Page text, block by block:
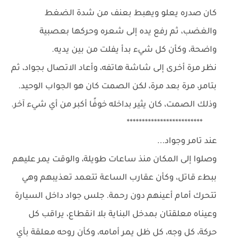
كان صدره يعلو ويهبط بعنف من شدة الضغط
والغضب، ثم رفع يده إلى شعره وحركها بعصبية
واضحة، وكأن كل شيء بدأ يفلت من بين يديه.
نظر مرة أخرى إلى شاشة هاتفه، وأعاد الاتصال بجواد، ثم
بتامر، مرة بعد مرة، لكن الصمت كان هو الجواب الوحيد.
وذلك الصمت، كان يثير بداخله خوفًا أكبر من أي شيء آخر.
*************************
عند تامر وجواد...
وصلوا إلى المكان منذ ساعات طويلة، والوقت يمر عليهم
ببطء قاتل، وكأن عقارب الساعة تتعمد تعذيبهم وهي
تتحرك أمام أعينهم دون رحمة. جلس جواد داخل السيارة
وعيناه معلقتان بمدخل البناية بلا انقطاع، يراقب كل
حركة، كل وجه، كل ظل يمر أمامه، وكأن روحه معلقة بأي